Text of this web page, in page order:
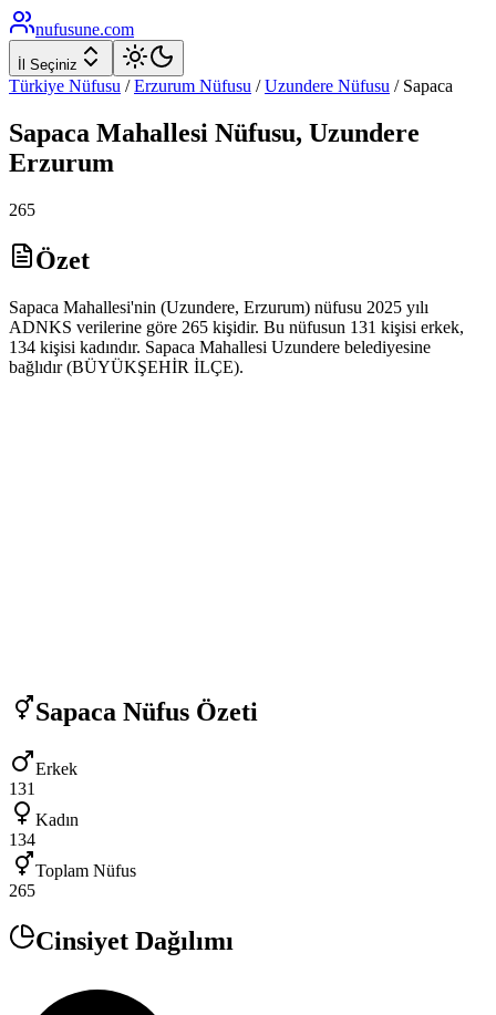
nufusune.com
İl Seçiniz
Türkiye Nüfusu / Erzurum Nüfusu / Uzundere Nüfusu / Sapaca
Sapaca Mahallesi Nüfusu, Uzundere
Erzurum
265
Özet
Sapaca Mahallesi'nin (Uzundere, Erzurum) nüfusu 2025 yılı
ADNKS verilerine göre 265 kişidir. Bu nüfusun 131 kişisi erkek,
134 kişisi kadındır. Sapaca Mahallesi Uzundere belediyesine
bağlıdır (BÜYÜKŞEHİR İLÇE).
Sapaca Nüfus Özeti
Erkek
131
Kadın
134
Toplam Nüfus
265
Cinsiyet Dağılımı